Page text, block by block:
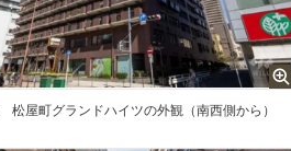
松屋町グランドハイツの外観（南西側から）